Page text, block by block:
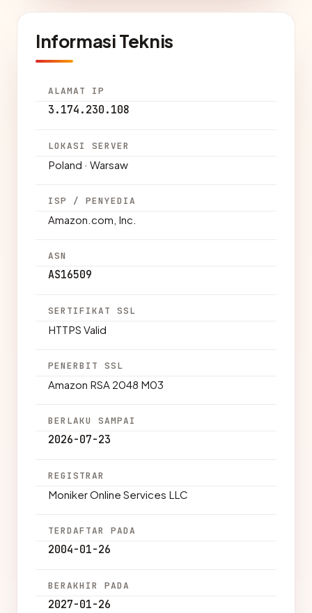
Informasi Teknis
ALAMAT IP
3.174.230.108
LOKASI SERVER
Poland · Warsaw
ISP / PENYEDIA
Amazon.com, Inc.
ASN
AS16509
SERTIFIKAT SSL
HTTPS Valid
PENERBIT SSL
Amazon RSA 2048 M03
BERLAKU SAMPAI
2026-07-23
REGISTRAR
Moniker Online Services LLC
TERDAFTAR PADA
2004-01-26
BERAKHIR PADA
2027-01-26